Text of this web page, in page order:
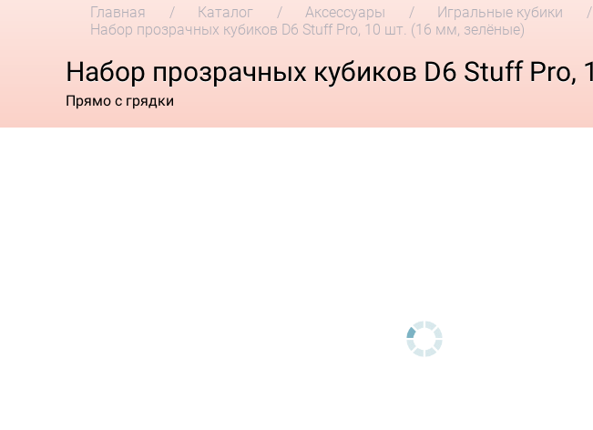
Главная Каталог Аксессуары Игральные кубики
Набор прозрачных кубиков D6 Stuff Pro, 10 шт. (16 мм, зелёные)
Набор прозрачных кубиков D6 Stuff
Прямо с грядки